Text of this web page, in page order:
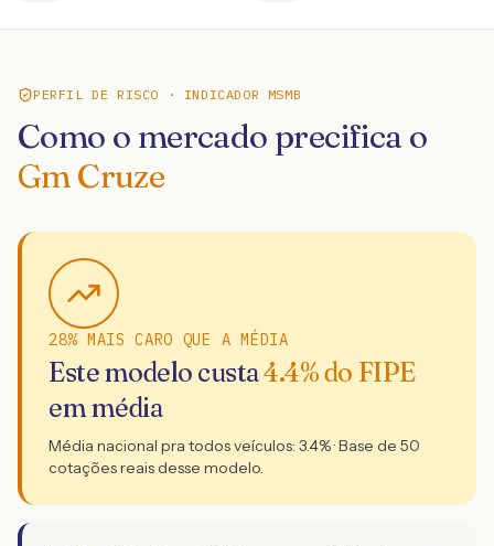
PERFIL DE RISCO · INDICADOR MSMB
Como o mercado precifica o
Gm Cruze
28% MAIS CARO QUE A MÉDIA
Este modelo custa4.4% do FIPE
em média
Média nacional pra todos veículos: 3.4% · Base de 50
cotações reais desse modelo.